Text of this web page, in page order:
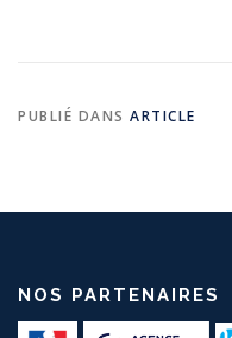
PUBLIÉ DANS ARTICLE
NOS PARTENAIRES